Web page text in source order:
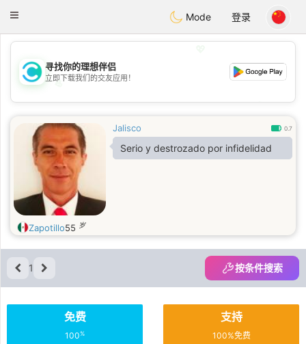
Citas
Toggle
Mode 登录
💖
💕
寻找你的理想伴侣
立即下载我们的交友应用！
Jalisco 0.7
Serio y destrozado por infidelidad
Zapotillo55 岁
1 按条件搜索
免费
100%
支持
100%免费